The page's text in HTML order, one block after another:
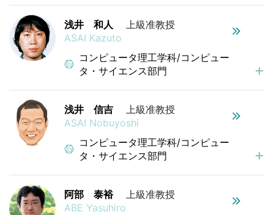
浅井 和人
上級准教授
ASAI Kazuto
コンピュータ理工学科/コンピュー
タ・サイエンス部門
浅井 信吉
上級准教授
ASAI Nobuyoshi
コンピュータ理工学科/コンピュー
タ・サイエンス部門
阿部 泰裕
上級准教授
ABE Yasuhiro